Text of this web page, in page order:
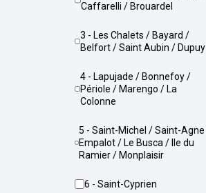
Caffarelli / Brouardel
3 - Les Chalets / Bayard /
Belfort / Saint Aubin / Dupuy
4 - Lapujade / Bonnefoy /
Périole / Marengo / La
Colonne
5 - Saint-Michel / Saint-Agne /
Empalot / Le Busca / Ile du
Ramier / Monplaisir
6 - Saint-Cyprien